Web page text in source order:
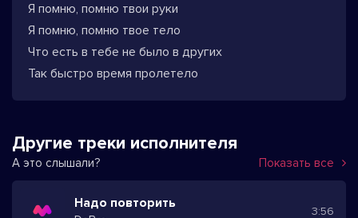
Я помню, помню твои руки
Я помню, помню твое тело
Что есть в тебе не было в других
Так быстро время пролетело
Другие треки исполнителя
А это слышали? Показать все
Надо повторить
3:56